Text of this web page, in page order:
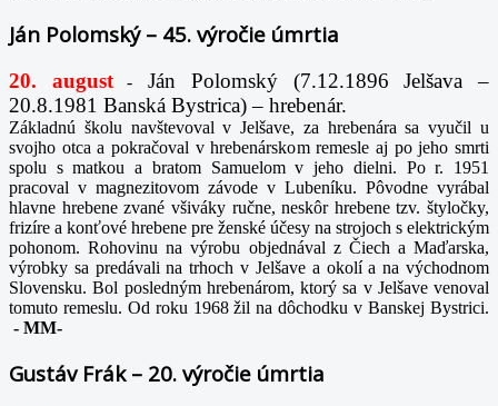
Ján Polomský – 45. výročie úmrtia
20. august-
Ján Polomský (7.12.1896 Jelšava –
20.8.1981 Banská Bystrica) – hrebenár.
Základnú školu navštevoval v Jelšave, za hrebenára sa vyučil u
svojho otca a pokračoval v hrebenárskom remesle aj po jeho smrti
spolu s matkou a bratom Samuelom v jeho dielni. Po r. 1951
pracoval v magnezitovom závode v Lubeníku. Pôvodne vyrábal
hlavne hrebene zvané všiváky ručne, neskôr hrebene tzv. štyločky,
frizíre a konťové hrebene pre ženské účesy na strojoch s elektrickým
pohonom. Rohovinu na výrobu objednával z Čiech a Maďarska,
výrobky sa predávali na trhoch v Jelšave a okolí a na východnom
Slovensku. Bol posledným hrebenárom, ktorý sa v Jelšave venoval
tomuto remeslu. Od roku 1968 žil na dôchodku v Banskej Bystrici.
- MM-
Gustáv Frák – 20. výročie úmrtia